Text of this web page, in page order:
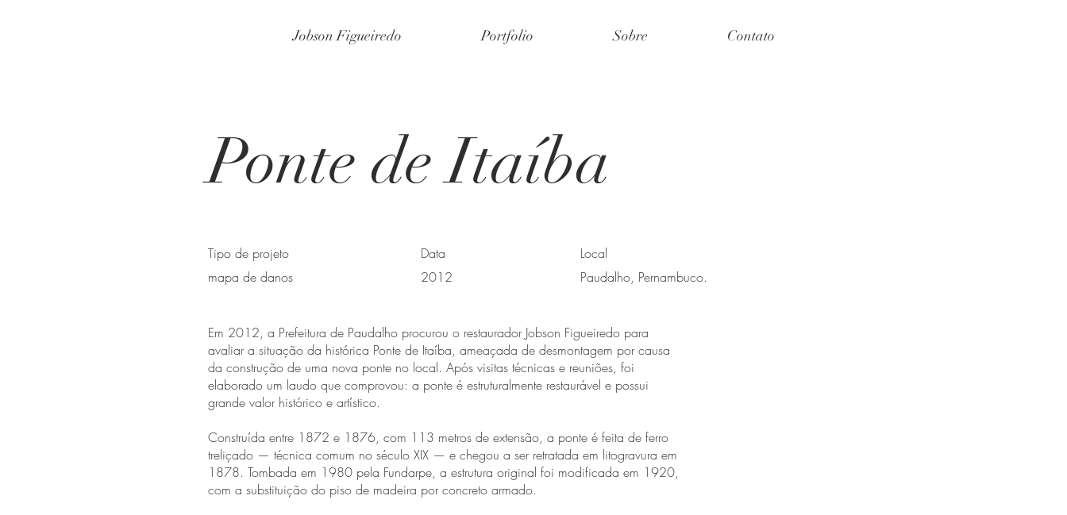
Jobson Figueiredo Portfolio Sobre Contato
Ponte de Itaíba
Tipo de projeto
mapa de danos
Data
2012
Local
Paudalho, Pernambuco.
Em 2012, a Prefeitura de Paudalho procurou o restaurador Jobson Figueiredo para
avaliar a situação da histórica Ponte de Itaíba, ameaçada de desmontagem por causa
da construção de uma nova ponte no local. Após visitas técnicas e reuniões, foi
elaborado um laudo que comprovou: a ponte é estruturalmente restaurável e possui
grande valor histórico e artístico.
Construída entre 1872 e 1876, com 113 metros de extensão, a ponte é feita de ferro
treliçado — técnica comum no século XIX — e chegou a ser retratada em litogravura em
1878. Tombada em 1980 pela Fundarpe, a estrutura original foi modificada em 1920,
com a substituição do piso de madeira por concreto armado.